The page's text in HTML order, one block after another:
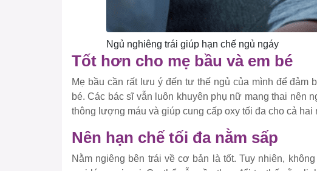
Ngủ nghiêng trái giúp hạn chế ngủ ngáy
Tốt hơn cho mẹ bầu và em bé
Mẹ bầu cần rất lưu ý đến tư thế ngủ của mình để đảm
bé. Các bác sĩ vẫn luôn khuyên phụ nữ mang thai nên
thông lượng máu và giúp cung cấp oxy tối đa cho cả hai
Nên hạn chế tối đa nằm sấp
Nằm ngiêng bên trái về cơ bản là tốt. Tuy nhiên,